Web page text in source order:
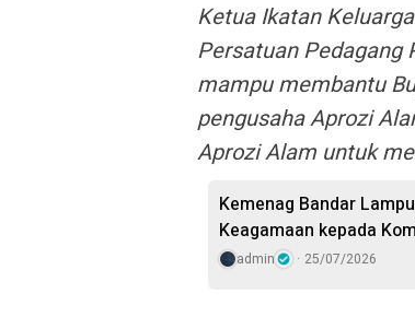
Ketua Ikatan
Persatuan Pedagang
mampu membantu
pengusaha Aprozi
Aprozi Alam untuk
Kemenag Bandar
Keagamaan kepada
admin 25/07/2026